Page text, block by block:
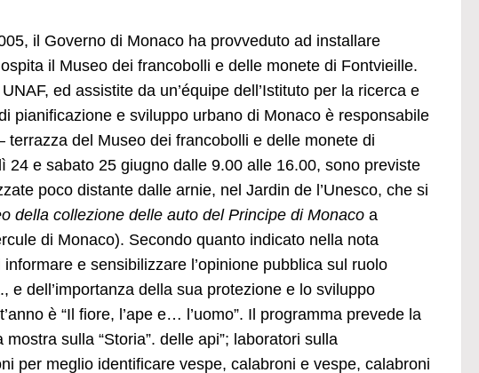
il Governo di Monaco ha provveduto ad installare
il Museo dei francobolli e delle monete di Fontvieille.
ed assistite da un’équipe dell’Istituto per la ricerca e
pianificazione e sviluppo urbano di Monaco è responsabile
terrazza del Museo dei francobolli e delle monete di
e sabato 25 giugno dalle 9.00 alle 16.00, sono previste
poco distante dalle arnie, nel Jardin de l’Unesco, che si
della collezione delle auto del Principe di Monaco a
di Monaco). Secondo quanto indicato nella nota
e sensibilizzare l’opinione pubblica sul ruolo
e dell’importanza della sua protezione e lo sviluppo
è “Il fiore, l’ape e… l’uomo”. Il programma prevede la
sulla “Storia”. delle api”; laboratori sulla
per meglio identificare vespe, calabroni e vespe, calabroni